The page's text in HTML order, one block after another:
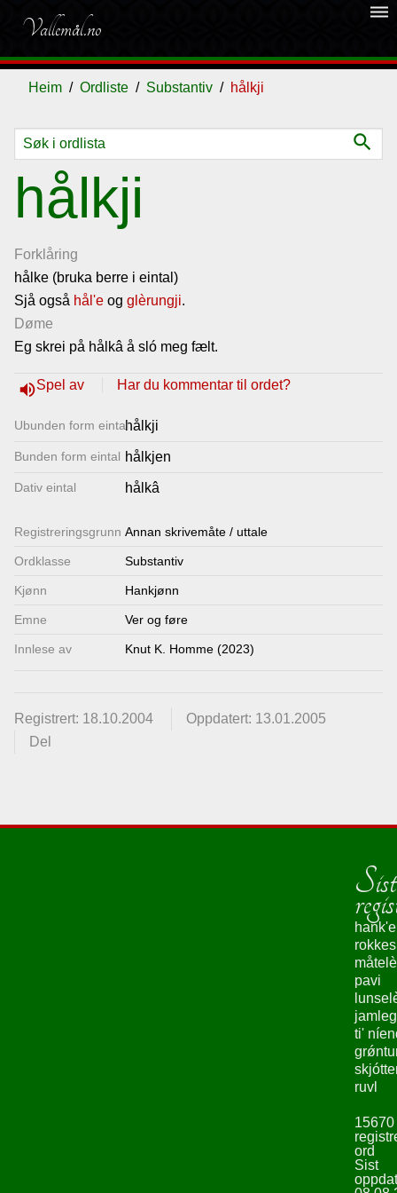
Vallemål.no
dehaze
Heim Ordliste Substantiv hålkji
search
hålkji
Forklåring
hålke (bruka berre i eintal)
Sjå også hål'e og glèrungji.
Døme
Eg skrei på hålkâ å sló meg fælt.
volume_upSpel av Har du kommentar til ordet?
Ubunden form eintalhålkji
Bunden form eintal hålkjen
Dativ eintal hålkâ
Registrerings­grunn Annan skrivemåte / uttale
Ordklasse Substantiv
Kjønn Hankjønn
Emne Ver og føre
Innlese av Knut K. Homme (2023)
Registrert: 18.10.2004
Oppdatert: 13.01.2005
Del
Ordliste
Om
vallemålet
Gjestebok
Lenkjer
Kontakt
hank'e
pavi
ti'
ruvl
15670
ord
Sist